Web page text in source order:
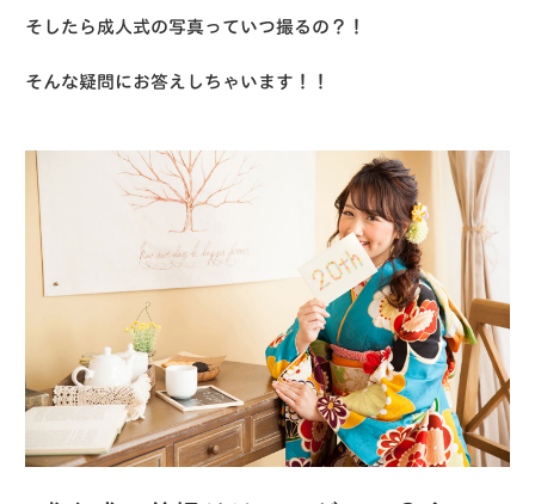
そしたら成人式の写真っていつ撮るの？！
そんな疑問にお答えしちゃいます！！